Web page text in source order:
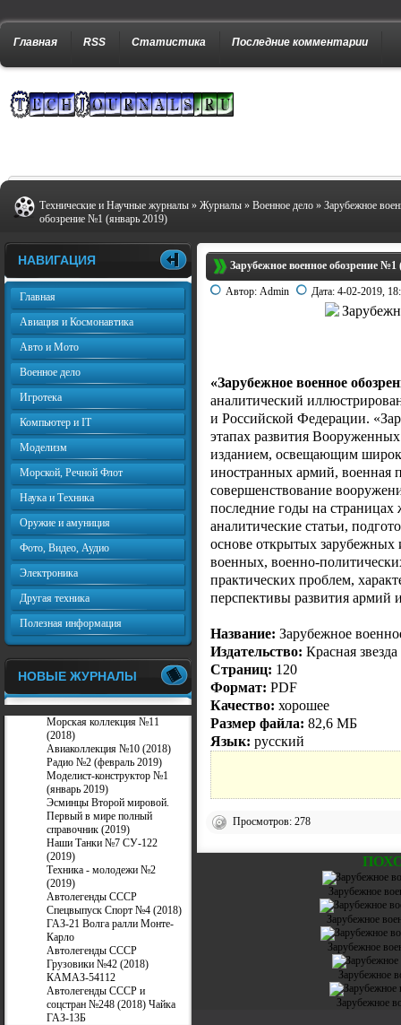
Главная RSS Статистика Последние комментарии
Технические и Научные журналы » Журналы » Военное дело » Зарубежное
обозрение №1 (январь 2019)
Зарубежное военное обозрение №1
Автор: Admin Дата: 4-02-2019,
«Зарубежное военное
аналитический
и Российской Федерации.
этапах развития
изданием, освещающим
иностранных армий, военная
совершенствование
последние годы на
аналитические статьи,
основе открытых
военных, военно-
практических проблем,
перспективы развития армий
Название: Зарубежное
Издательство: Красная звезда
Страниц: 120
Формат: PDF
Качество: хорошее
Размер файла: 82,6 МБ
Язык: русский
Просмотров: 278
Зарубежное
Зарубежное
Зарубежное
Зарубежное
Зарубежное
НАВИГАЦИЯ
Главная
Авиация и Космонавтика
Авто и Мото
Военное дело
Игротека
Компьютер и IT
Моделизм
Морской, Речной Флот
Наука и Техника
Оружие и амуниция
Фото, Видео, Аудио
Электроника
Другая техника
Полезная информация
НОВЫЕ ЖУРНАЛЫ
Морская коллекция №11
(2018)
Авиаколлекция №10 (2018)
Радио №2 (февраль 2019)
Моделист-конструктор №1
(январь 2019)
Эсминцы Второй мировой.
Первый в мире полный
справочник (2019)
Наши Танки №7 СУ-122
(2019)
Техника - молодежи №2
(2019)
Автолегенды СССР
Спецвыпуск Спорт №4 (2018)
ГАЗ-21 Волга ралли Монте-
Карло
Автолегенды СССР
Грузовики №42 (2018)
КАМАЗ-54112
Автолегенды СССР и
соцстран №248 (2018) Чайка
ГАЗ-13Б